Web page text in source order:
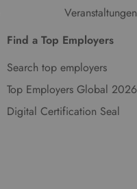
Veranstaltungen
Find a Top Employers
Search top employers
Top Employers Global 2026
Digital Certification Seal